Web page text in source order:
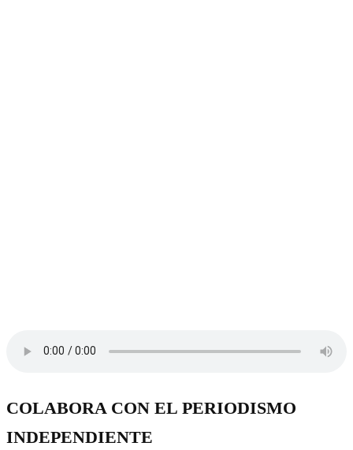
COLABORA CON EL PERIODISMO
INDEPENDIENTE